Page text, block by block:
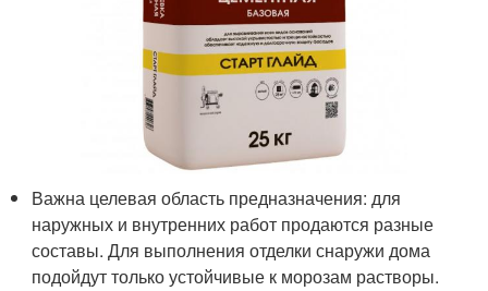
Важна целевая область предназначения: для
наружных и внутренних работ продаются разные
составы. Для выполнения отделки снаружи дома
подойдут только устойчивые к морозам растворы.